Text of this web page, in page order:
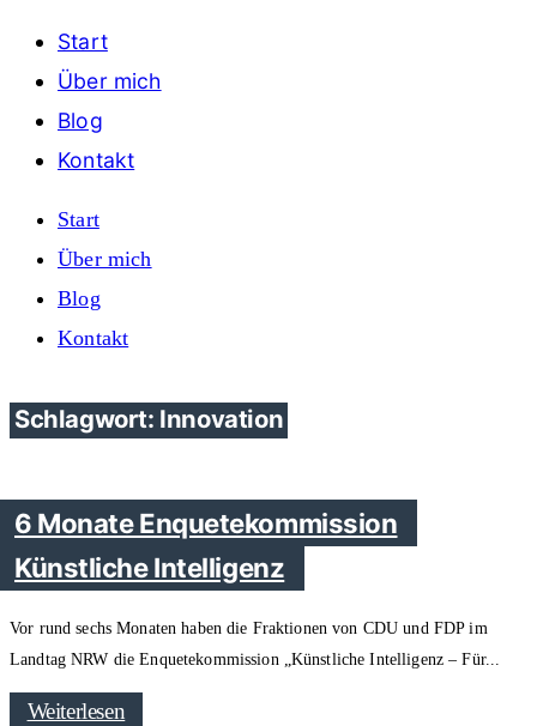
Start
Über mich
Blog
Kontakt
Start
Über mich
Blog
Kontakt
Schlagwort: Innovation
6 Monate Enquetekommission
Künstliche Intelligenz
Vor rund sechs Monaten haben die Fraktionen von CDU und FDP im
Landtag NRW die Enquetekommission „Künstliche Intelligenz – Für
Weiterlesen